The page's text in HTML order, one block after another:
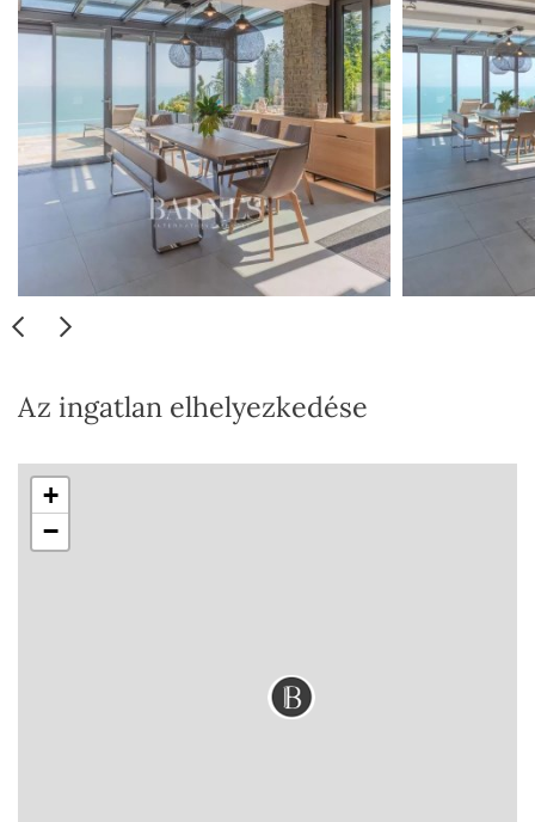
Az ingatlan elhelyezkedése
+
−